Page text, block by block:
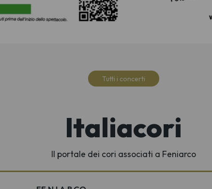
Tutti i concerti
Italiacori
Il portale dei cori associati a Feniarco